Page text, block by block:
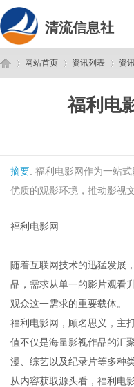
清流信息社
网站首页 资讯列表 资
福利电
摘要: 福利电影网作为一站
优质的观影环境，推动影视
福利电影网
随着互联网技术的迅猛发展
品，需求从单一的影片观看
观众这一需求的重要载体。
福利电影网，顾名思义，主
值不仅是海量影视作品的汇
漫、综艺以及纪录片等多种
从内容获取源头看，福利电